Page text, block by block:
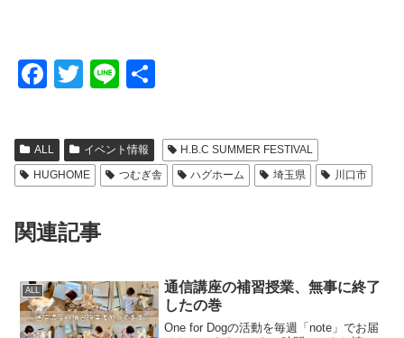
F
c
e
b
o
o
k
T
tt
er
Li
e
ALL イベント情報
H.B.C SUMMER FESTIVAL
HUGHOME
つむぎ舎 ハグホーム 埼玉県 川口市
関連記事
ALL
通信講座の補習授業、無事に終了
したの巻
One for Dogの活動を毎週「note」でお届